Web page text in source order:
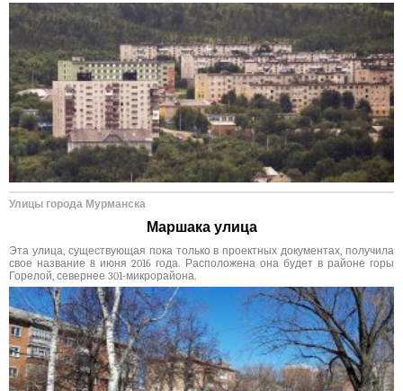
Улицы города Мурманска
Маршака улица
Эта улица, существующая пока только в проектных документах, получила
свое название 8 июня 2016 года. Расположена она будет в районе горы
Горелой, севернее 301-микрорайона.